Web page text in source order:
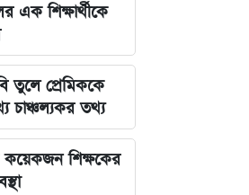
এক শিক্ষার্থীকে
তুলে প্রেমিককে
চাঞ্চল্যকর তথ্য
কয়েকজন শিক্ষকের